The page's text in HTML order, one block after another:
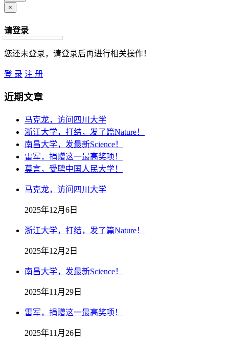
×
请登录
您还未登录，请登录后再进行相关操作！
登 录 注 册
近期文章
马克龙，访问四川大学
浙江大学，打结，发了篇Nature！
南昌大学，发最新Science！
雷军，捐赠这一最高奖项！
莫言，受聘中国人民大学！
马克龙，访问四川大学
2025年12月6日
浙江大学，打结，发了篇Nature！
2025年12月2日
南昌大学，发最新Science！
2025年11月29日
雷军，捐赠这一最高奖项！
2025年11月26日